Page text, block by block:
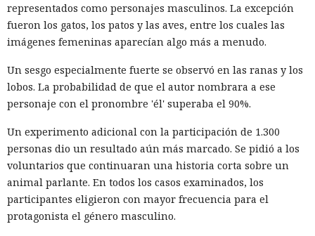
de 100 millones de abonados, y el hackeo a Ticketmaster
afectó a alrededor de 560 millones de usuarios.
y octubre de 2024. Los atacantes accedieron a cuentas
bancarias, información financiera, números de registro de
la Administración para el Control de Drogas, licencias de
Tras robar los datos, los hackers extorsionaban a las
empresas exigiendo dinero y amenazando con publicar lo
sustraído. El grupo obtuvo alrededor de 2,5 millones de
dólares en rescates; además, Muka chantajeó al menos a
una víctima de forma reiterada, utilizando datos de un
representados como personajes masculinos. La excepción
fueron los gatos, los patos y las aves, entre los cuales las
imágenes femeninas aparecían algo más a menudo.
Un sesgo especialmente fuerte se observó en las ranas y los
lobos. La probabilidad de que el autor nombrara a ese
personaje con el pronombre 'él' superaba el 90%.
Un experimento adicional con la participación de 1.300
personas dio un resultado aún más marcado. Se pidió a los
voluntarios que continuaran una historia corta sobre un
animal parlante. En todos los casos examinados, los
participantes eligieron con mayor frecuencia para el
protagonista el género masculino.